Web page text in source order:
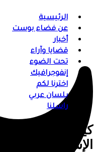
الرئيسية
عن فضاء بوست
أخبار
قضايا وآراء
تحت الضوء
إنفوجرافيك
اخترنا لكم
بلسان عربي
راسلنا
كيف يتجنّب «حزب
الإسرائيلية